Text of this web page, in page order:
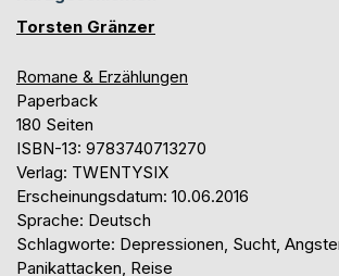
Torsten Gränzer
Romane & Erzählungen
Paperback
180 Seiten
ISBN-13: 9783740713270
Verlag: TWENTYSIX
Erscheinungsdatum: 10.06.2016
Sprache: Deutsch
Schlagworte: Depressionen, Sucht,
Panikattacken, Reise